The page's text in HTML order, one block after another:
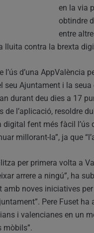
en la via
obtindre
entre
lluita contra la brexta
d’una AppValència
Ajuntament i la
durant deu dies a 17
de l’aplicació, resoldre
fent més fàcil l’ús
millorant-la”, ja que
per primera volta a
arrere a ningú”, ha
amb noves iniciatives
Pere Fuset
i valencianes en un
mòbils”.